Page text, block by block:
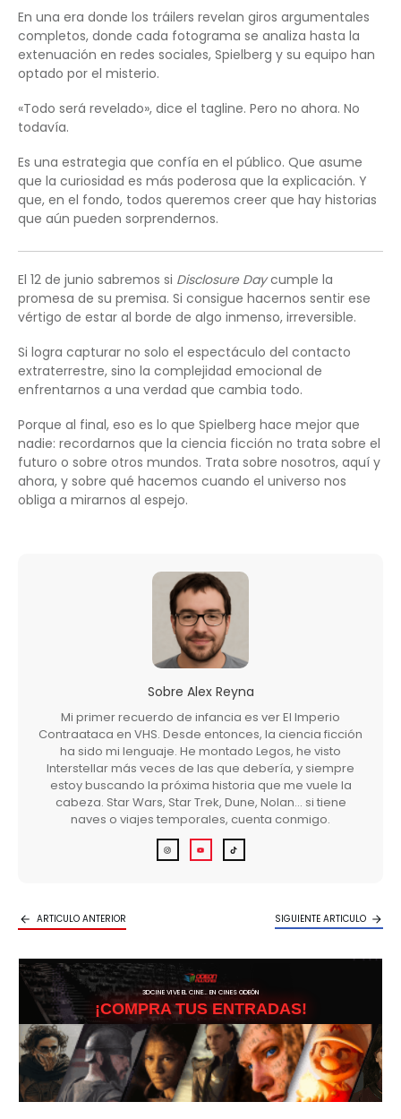
En una era donde los tráilers revelan giros argumentales
completos, donde cada fotograma se analiza hasta la
extenuación en redes sociales, Spielberg y su equipo han
optado por el misterio.
«Todo será revelado», dice el tagline. Pero no ahora. No
todavía.
Es una estrategia que confía en el público. Que asume
que la curiosidad es más poderosa que la explicación. Y
que, en el fondo, todos queremos creer que hay historias
que aún pueden sorprendernos.
El 12 de junio sabremos si Disclosure Daycumple la
promesa de su premisa. Si consigue hacernos sentir ese
vértigo de estar al borde de algo inmenso, irreversible.
Si logra capturar no solo el espectáculo del contacto
extraterrestre, sino la complejidad emocional de
enfrentarnos a una verdad que cambia todo.
Porque al final, eso es lo que Spielberg hace mejor que
nadie: recordarnos que la ciencia ficción no trata sobre el
futuro o sobre otros mundos. Trata sobre nosotros, aquí y
ahora, y sobre qué hacemos cuando el universo nos
obliga a mirarnos al espejo.
Sobre Alex Reyna
Mi primer recuerdo de infancia es ver El Imperio
Contraataca en VHS. Desde entonces, la ciencia ficción
ha sido mi lenguaje. He montado Legos, he visto
Interstellar más veces de las que debería, y siempre
estoy buscando la próxima historia que me vuele la
cabeza. Star Wars, Star Trek, Dune, Nolan… si tiene
naves o viajes temporales, cuenta conmigo.
ARTICULO ANTERIOR SIGUIENTE ARTICULO
3DCINE VIVE EL CINE… EN CINES ODEÓN
¡COMPRA TUS ENTRADAS!